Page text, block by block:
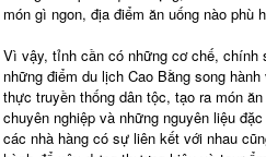
món gì ngon, địa điểm ăn uống nào phù
Vì vậy, tỉnh cần có những cơ chế, chính
những điểm du lịch Cao Bằng song
thực truyền thống dân tộc, tạo ra món
chuyên nghiệp và những nguyên liệu
các nhà hàng có sự liên kết với nhau